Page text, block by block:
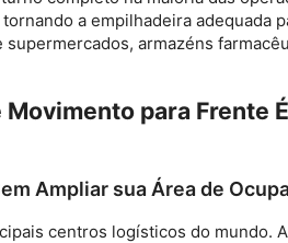
a empilhadeira adequada
armazéns
para Frente
Ampliar sua Área de
centros logísticos do mundo.